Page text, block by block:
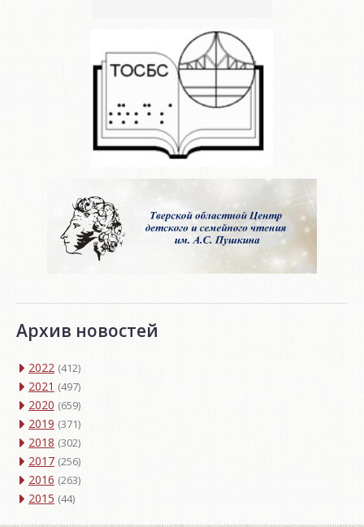
Архив новостей
2022 (412)
2021 (497)
2020 (659)
2019 (371)
2018 (302)
2017 (256)
2016 (263)
2015 (44)